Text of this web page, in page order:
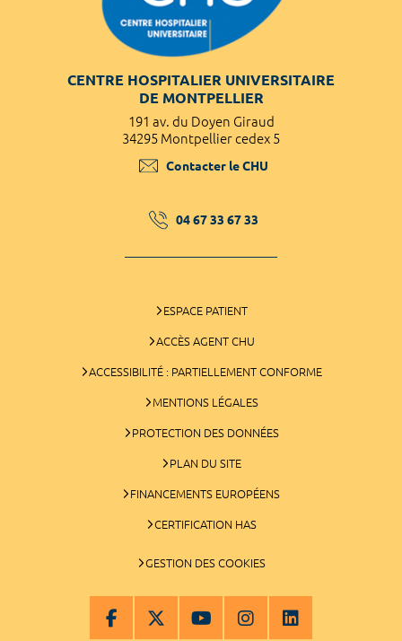
CENTRE HOSPITALIER UNIVERSITAIRE
DE MONTPELLIER
191 av. du Doyen Giraud
34295 Montpellier cedex 5
Contacter le CHU
04 67 33 67 33
ESPACE PATIENT
ACCÈS AGENT CHU
ACCESSIBILITÉ : PARTIELLEMENT CONFORME
MENTIONS LÉGALES
PROTECTION DES DONNÉES
PLAN DU SITE
FINANCEMENTS EUROPÉENS
CERTIFICATION HAS
GESTION DES COOKIES